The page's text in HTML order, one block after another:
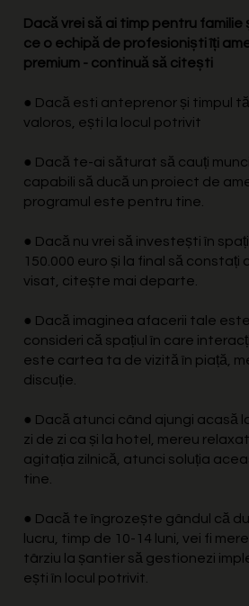
Dacă vrei să ai timp pentru
ce o echipă de profesioniști îți
premium - continuă să citești
● Dacă esti anteprenor și timpul
valoros, ești la locul potrivit
● Dacă te-ai săturat să cauți
capabili să ducă un proiect de
programul este pentru tine.
● Dacă nu vrei să investești în
150.000 euro și la final să constați
visat, citește mai departe.
● Dacă imaginea afacerii tale
consideri că spațiul în care
este cartea ta de vizită în piață,
discuție.
● Dacă atunci când ajungi acasă
zi de zi ca și la hotel, mereu
agitația zilnică, atunci soluția
tine.
● Dacă te îngrozește gândul că
lucru, timp de 10-14 luni, vei fi
târziu la șantier să gestionezi
ești în locul potrivit.